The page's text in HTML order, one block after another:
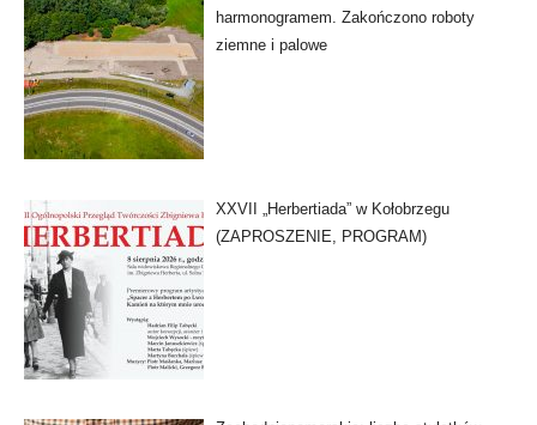
harmonogramem. Zakończono roboty
ziemne i palowe
XXVII „Herbertiada” w Kołobrzegu
(ZAPROSZENIE, PROGRAM)